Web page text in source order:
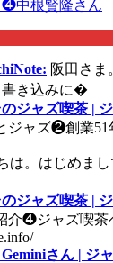
❹中根賢隆さん
阪田さま
書き込みに�
ジャズ喫茶 |
ジャズ❷創業51
は。はじめま
ジャズ喫茶 |
介❹ジャズ喫茶
さん | ジ